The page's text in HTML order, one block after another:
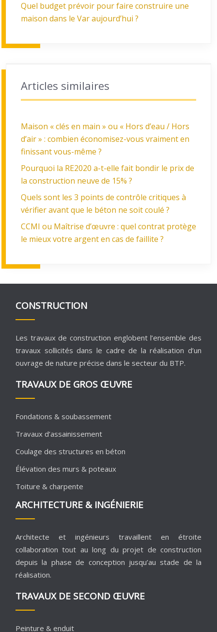
Quel budget prévoir pour faire construire une
maison dans le Var aujourd’hui ?
Articles similaires
Maison « clés en main » ou « Hors d’eau / Hors
d’air » : combien économisez-vous vraiment en
finissant vous-même ?
Pourquoi la RE2020 a-t-elle fait bondir le prix de
la construction neuve de 15% ?
Quels sont les 3 points de contrôle critiques à
vérifier avant que le béton ne soit coulé ?
CCMI ou Maîtrise d’œuvre : quel contrat protège
le mieux votre argent en cas de faillite ?
CONSTRUCTION
Les travaux de construction englobent l’ensemble des
travaux sollicités dans le cadre de la réalisation d’un
ouvrage de nature précise dans le secteur du BTP.
TRAVAUX DE GROS ŒUVRE
Fondations & soubassement
Travaux d’assainissement
Coulage des structures en béton
Élévation des murs & poteaux
Toiture & charpente
ARCHITECTURE & INGÉNIERIE
Architecte et ingénieurs travaillent en étroite
collaboration tout au long du projet de construction
depuis la phase de conception jusqu’au stade de la
réalisation.
TRAVAUX DE SECOND ŒUVRE
Peinture & enduit